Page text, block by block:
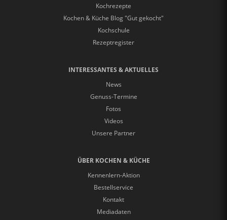
Kochrezepte
Kochen & Küche Blog "Gut gekocht"
Kochschule
Rezeptregister
INTERESSANTES & AKTUELLES
News
Genuss-Termine
Fotos
Videos
Unsere Partner
ÜBER KOCHEN & KÜCHE
Kennenlern-Aktion
Bestellservice
Kontakt
Mediadaten